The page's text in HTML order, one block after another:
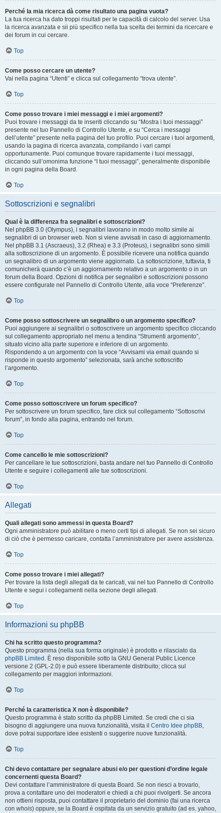
Perché la mia ricerca dà come risultato una pagina vuota?
La tua ricerca ha dato troppi risultati per le capacità di calcolo del server. Usa
la ricerca avanzata e sii più specifico nella tua scelta dei termini da ricercare e
dei forum in cui cercare.
Top
Come posso cercare un utente?
Vai nella pagina “Utenti” e clicca sul collegamento “trova utente”.
Top
Come posso trovare i miei messaggi e i miei argomenti?
Puoi trovare i messaggi da te inseriti cliccando su “Mostra i tuoi messaggi”
presente nel tuo Pannello di Controllo Utente, e su “Cerca i messaggi
dell’utente” presente nella pagina del tuo profilo. Puoi cercare i tuoi argomenti,
usando la pagina di ricerca avanzata, compilando i vari campi
opportunamente. Puoi comunque trovare rapidamente i tuoi messaggi,
cliccando sull’omonima funzione “I tuoi messaggi”, generalmente disponibile
in ogni pagina della Board.
Top
Sottoscrizioni e segnalibri
Qual è la differenza fra segnalibri e sottoscrizioni?
Nel phpBB 3.0 (Olympus), i segnalibri lavorano in modo molto simile ai
segnalibri di un browser web. Non si viene avvisati in caso di aggiornamento.
Nel phpBB 3.1 (Ascraeus), 3.2 (Rhea) e 3.3 (Proteus), i segnalibri sono simili
alla sottoscrizione di un argomento. È possibile ricevere una notifica quando
un segnalibro di un argomento viene aggiornato. La sottoscrizione, tuttavia, ti
comunicherà quando c’è un aggiornamento relativo a un argomento o in un
forum della Board. Opzioni di notifica per segnalibri e sottoscrizioni possono
essere configurate nel Pannello di Controllo Utente, alla voce “Preferenze”.
Top
Come posso sottoscrivere un segnalibro o un argomento specifico?
Puoi aggiungere ai segnalibri o sottoscrivere un argomento specifico cliccando
sul collegamento appropriato nel menu a tendina “Strumenti argomento”,
situato vicino alla parte superiore e inferiore di un argomento.
Rispondendo a un argomento con la voce “Avvisami via email quando si
risponde in questo argomento” selezionata, sarà anche sottoscritto
l’argomento.
Top
Come posso sottoscrivere un forum specifico?
Per sottoscrivere un forum specifico, fare click sul collegamento “Sottoscrivi
forum”, in fondo alla pagina, entrando nel forum.
Top
Come cancello le mie sottoscrizioni?
Per cancellare le tue sottoscrizioni, basta andare nel tuo Pannello di Controllo
Utente e seguire i collegamenti alle tue sottoscrizioni.
Top
Allegati
Quali allegati sono ammessi in questa Board?
Ogni amministratore può abilitare o meno certi tipi di allegati. Se non sei sicuro
di ciò che è permesso caricare, contatta l’amministratore per avere assistenza.
Top
Come posso trovare i miei allegati?
Per trovare la lista degli allegati da te caricati, vai nel tuo Pannello di Controllo
Utente e segui i collegamenti nella sezione degli allegati.
Top
Informazioni su phpBB
Chi ha scritto questo programma?
Questo programma (nella sua forma originale) è prodotto e rilasciato da
phpBB Limited . È reso disponibile sotto la GNU General Public Licence
versione 2 (GPL-2.0) e può essere liberamente distribuito; clicca sul
collegamento per maggiori informazioni.
Top
Perché la caratteristica X non è disponibile?
Questo programma è stato scritto da phpBB Limited. Se credi che ci sia
bisogno di aggiungere una nuova funzionalità, visita il Centro Idee phpBB,
dove potrai supportare idee esistenti o suggerire nuove funzionalità.
Top
Chi devo contattare per segnalare abusi e/o per questioni d’ordine legale
concernenti questa Board?
Devi contattare l’amministratore di questa Board. Se non riesci a trovarlo,
prova a contattare uno dei moderatori e chiedi a chi puoi rivolgerti. Se ancora
non ottieni risposta, puoi contattare il proprietario del dominio (fai una ricerca
con whois) oppure, se la Board è ospitata da un servizio gratuito (ad es. yahoo,